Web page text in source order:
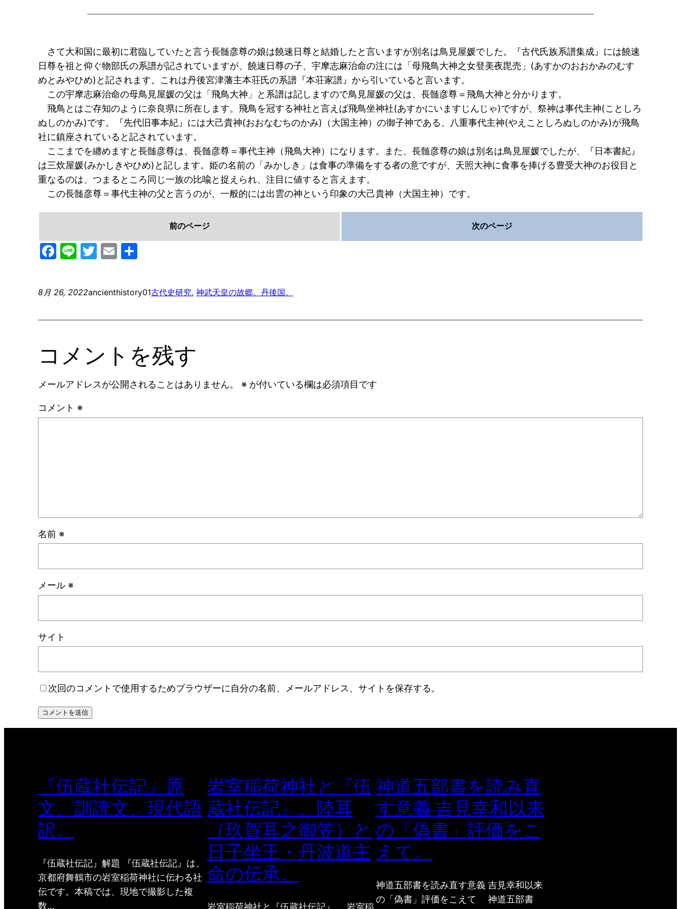
さて大和国に最初に君臨していたと言う長髄彦尊の娘は饒速日尊と結婚したと言いますが別名は鳥見屋媛でした。『古代氏族系譜集成』には饒速
日尊を祖と仰ぐ物部氏の系譜が記されていますが、饒速日尊の子、宇摩志麻治命の注には「母飛鳥大神之女登美夜毘売」(あすかのおおかみのむす
めとみやひめ)と記されます。これは丹後宮津藩主本荘氏の系譜『本荘家譜』から引いていると言います。
この宇摩志麻治命の母鳥見屋媛の父は「飛鳥大神」と系譜は記しますので鳥見屋媛の父は、長髄彦尊＝飛鳥大神と分かります。
飛鳥とはご存知のように奈良県に所在します。飛鳥を冠する神社と言えば飛鳥坐神社(あすかにいますじんじゃ)ですが、祭神は事代主神(ことしろ
ぬしのかみ)です。『先代旧事本紀』には大己貴神(おおなむちのかみ)（大国主神）の御子神である、八重事代主神(やえことしろぬしのかみ)が飛鳥
社に鎮座されていると記されています。
ここまでを纏めますと長髄彦尊は、長髄彦尊＝事代主神（飛鳥大神）になります。また、長髄彦尊の娘は別名は鳥見屋媛でしたが、『日本書紀』
は三炊屋媛(みかしきやひめ)と記します。姫の名前の「みかしき」は食事の準備をする者の意ですが、天照大神に食事を捧げる豊受大神のお役目と
重なるのは、つまるところ同じ一族の比喩と捉えられ、注目に値すると言えます。
この長髄彦尊＝事代主神の父と言うのが、一般的には出雲の神という印象の大己貴神（大国主神）です。
前のページ 次のページ
Facebook
LineTwitter
Email
8月 26, 2022ancienthistory01古代史研究, 神武天皇の故郷。丹後国。
コメントを残す
メールアドレスが公開されることはありません。 ※ が付いている欄は必須項目です
コメント ※
名前 ※
メール ※
サイト
次回のコメントで使用するためブラウザーに自分の名前、メールアドレス、サイトを保存する。
『伍蔵社伝記』原
文、訓読文、現代語
訳。
『伍蔵社伝記』解題 『伍蔵社伝記』は、
京都府舞鶴市の岩室稲荷神社に伝わる社
伝です。本稿では、現地で撮影した複
数…
岩室稲荷神社と『伍
蔵社伝記』。陸耳
（玖賀耳之御笠）と
日子坐王・丹波道主
命の伝承。
岩室稲荷神社と『伍蔵社伝記』 岩室稲
神道五部書を読み直
す意義 吉見幸和以来
の「偽書」評価をこ
えて。
神道五部書を読み直す意義 吉見幸和以来
の「偽書」評価をこえて 神道五部書